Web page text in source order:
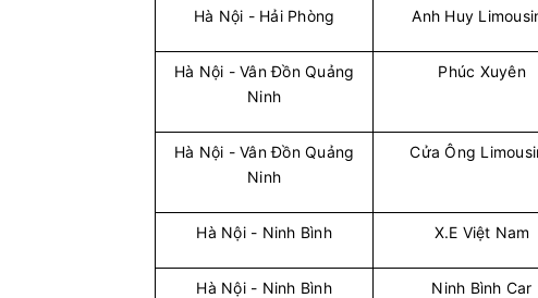
Hà Nội - Hải Phòng Anh Huy
Hà Nội - Vân Đồn Quảng
Ninh
Phúc Xuyên
Hà Nội - Vân Đồn Quảng
Ninh
Cửa Ông
Hà Nội - Ninh Bình X.E Việt Nam
Hà Nội - Ninh Bình Ninh Bình Car